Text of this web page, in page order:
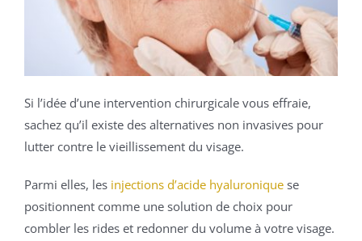
Si l’idée d’une intervention chirurgicale vous effraie,
sachez qu’il existe des alternatives non invasives pour
lutter contre le vieillissement du visage.
Parmi elles, les injections d’acide hyaluronique se
positionnent comme une solution de choix pour
combler les rides et redonner du volume à votre visage.